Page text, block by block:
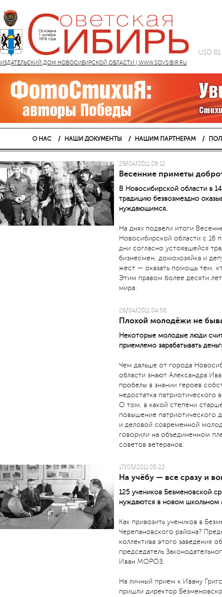
ИЗДАТЕЛЬСКИЙ ДОМ НОВОСИБИРСКОЙ ОБЛАСТИ | WWW.SOVSIBIR.RU
USD
О НАС НАШИ ДОКУМЕНТЫ НАШИМ ПАРТНЕРАМ
29/04/2011 09:12
Весенние приметы
В Новосибирской области в
традицию безвозмездно
нуждающимся.
На днях подвели итоги
Новосибирской области с 16
дни согласно устоявшейся
бизнесмен, домохозяйка и
жест — оказать помощь тем,
Этим правом более десяти
мира.
26/04/2011 04:56
Плохой молодёжи не
Некоторые молодые люди
приемлемо зарабатывать
Чем дальше от города
области знают Александра
пробелы в знании героев
недостатка патриотического
О том, в какой степени
повышение патриотического
и деловой современной
говорили на объединенном
советов ветеранов.
17/03/2011 05:22
На учёбу — все сразу и
125 учеников Безменовской
нуждаются в новом школьном
Как привозить учеников в
Черепановского района?
коллектива этого заведения
председатель
Иван МОРОЗ.
На личный прием к Ивану
пришли директор